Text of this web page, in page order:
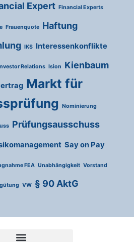
Expert Financial Experts
Frauenquote Haftung
IKS Interessenkonflikte
Relations Ision Kienbaum
Markt für
Nominierung
Prüfungsausschuss
Say on Pay
FEA Unabhängigkeit Vorstand
VW § 90 AktG